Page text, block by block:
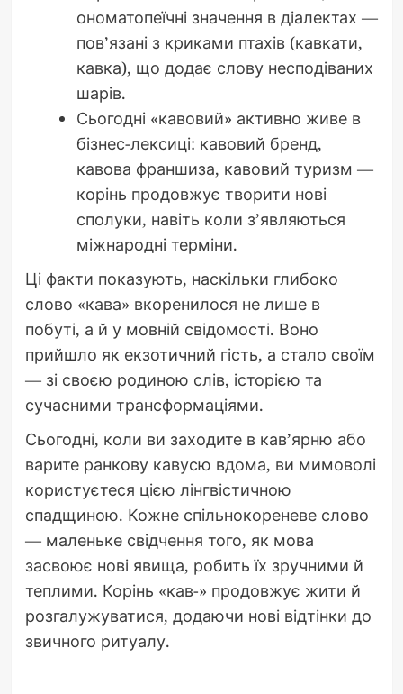
ономатопеїчні значення в діалектах —
пов’язані з криками птахів (кавкати,
кавка), що додає слову несподіваних
шарів.
Сьогодні «кавовий» активно живе в
бізнес-лексиці: кавовий бренд,
кавова франшиза, кавовий туризм —
корінь продовжує творити нові
сполуки, навіть коли з’являються
міжнародні терміни.
Ці факти показують, наскільки глибоко
слово «кава» вкоренилося не лише в
побуті, а й у мовній свідомості. Воно
прийшло як екзотичний гість, а стало своїм
— зі своєю родиною слів, історією та
сучасними трансформаціями.
Сьогодні, коли ви заходите в кав’ярню або
варите ранкову кавусю вдома, ви мимоволі
користуєтеся цією лінгвістичною
спадщиною. Кожне спільнокореневе слово
— маленьке свідчення того, як мова
засвоює нові явища, робить їх зручними й
теплими. Корінь «кав-» продовжує жити й
розгалужуватися, додаючи нові відтінки до
звичного ритуалу.